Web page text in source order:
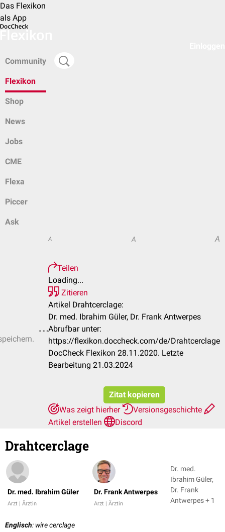
Das Flexikon
als App
Community
Flexikon
Shop
News
Jobs
CME
Flexa
Piccer
Ask
A A A
Teilen
Loading...
Zitieren
Artikel Drahtcerclage:
Dr. med. Ibrahim Güler, Dr. Frank Antwerpes
Abrufbar unter:
https://flexikon.doccheck.com/de/Drahtcerclage
DocCheck Flexikon 28.11.2020. Letzte
Bearbeitung 21.03.2024
Zitat kopieren
Was zeigt hierher
Versionsgeschichte
Artikel erstellen
Discord
Drahtcerclage
Dr. med. Ibrahim Güler
Arzt | Ärztin
Dr. Frank Antwerpes
Arzt | Ärztin
Dr. med.
Ibrahim Güler,
Dr. Frank
Antwerpes + 1
Englisch: wire cerclage